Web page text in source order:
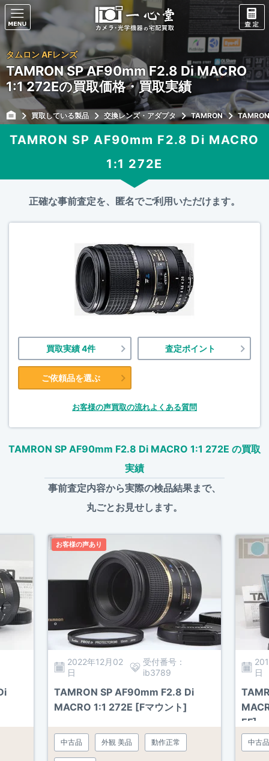
タムロン AFレンズ
TAMRON SP AF90mm F2.8 Di MACRO
1:1 272Eの買取価格・買取実績
買取している製品 交換レンズ・アダプタ TAMRON
TAMRON SP AF90mm F2.8 Di MACRO
1:1 272E
正確な事前査定を、匿名でご利用いただけます。
買取実績 4件 査定ポイント
ご依頼品を選ぶ
お客様の声買取の流れよくある質問
TAMRON SP AF90mm F2.8 Di MACRO 1:1 272E の買取
実績
事前査定内容から実際の検品結果まで、
丸ごとお見せします。
お客様の声あり
2022年12月02
日
受付番号：
ib3789
TAMRON SP AF90mm F2.8 Di
MACRO 1:1 272E [Fマウント]
中古品 外観 美品 動作正常
日
EF]
中古品